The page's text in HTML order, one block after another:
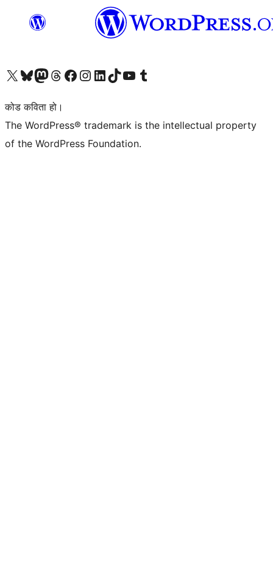
हाम्रो X (पहिले ट्विटर) खातामा जानुहोस्
हाम्रो Bluesky खाता भ्रमण गर्नुहोस्
हाम्रो म्यास्टोडन खाता भ्रमण गर्नुहोस्
हाम्रो थ्रेड्स खातामा जानुहोस्
हाम्रो फेसबुक पेजमा जानुहोस्
हाम्रो इन्स्टाग्राम खातामा जानुहोस्
हाम्रो लिङ्क्डइन खातामा जानुहोस्
हाम्रो TikTok खाता भ्रमण गर्नुहोस्
हाम्रो युट्युब च्यानलमा जानुहोस्
हाम्रो टम्बलर खाता भ्रमण गर्नुहोस्
कोड कविता हो।
The WordPress® trademark is the intellectual property
of the WordPress Foundation.